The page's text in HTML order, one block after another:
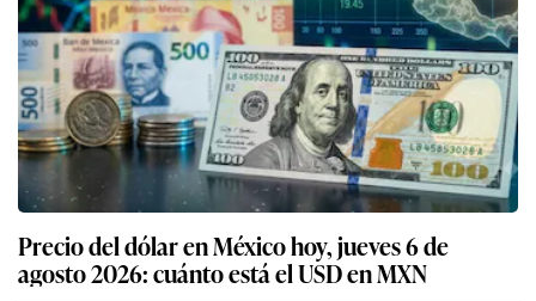
Precio del dólar en México hoy, jueves 6 de
agosto 2026: cuánto está el USD en MXN